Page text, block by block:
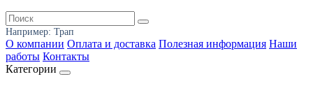
Например: Трап
О компании Оплата и доставка Полезная информация Наши
работы Контакты
Категории